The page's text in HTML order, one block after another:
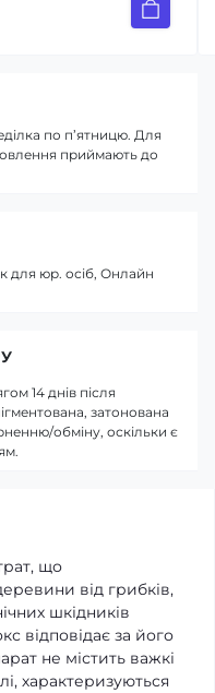
що
від грибків,
шкідників
відповідає за його
не містить важкі
характеризуються
по п’ятницю. Для
приймають до
для юр. осіб, Онлайн
14 днів після
затонована
обміну, оскільки є